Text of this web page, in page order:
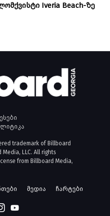
Iveria Beach-ზე
trademark of Billboard
LLC. All rights
from Billboard Media,
მედია ჩარტები